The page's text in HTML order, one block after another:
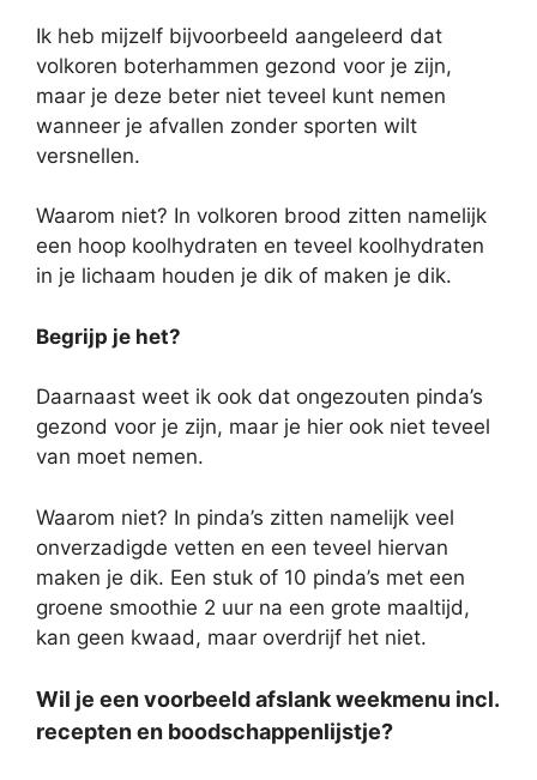
Ik heb mijzelf bijvoorbeeld aangeleerd dat
volkoren boterhammen gezond voor je zijn,
maar je deze beter niet teveel kunt nemen
wanneer je afvallen zonder sporten wilt
versnellen.
Waarom niet? In volkoren brood zitten namelijk
een hoop koolhydraten en teveel koolhydraten
in je lichaam houden je dik of maken je dik.
Begrijp je het?
Daarnaast weet ik ook dat ongezouten pinda’s
gezond voor je zijn, maar je hier ook niet teveel
van moet nemen.
Waarom niet? In pinda’s zitten namelijk veel
onverzadigde vetten en een teveel hiervan
maken je dik. Een stuk of 10 pinda’s met een
groene smoothie 2 uur na een grote maaltijd,
kan geen kwaad, maar overdrijf het niet.
Wil je een voorbeeld afslank weekmenu incl.
recepten en boodschappenlijstje?